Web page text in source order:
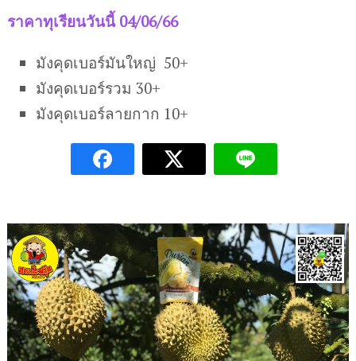
ราคาทุเรียนวันนี้ 04/06/66
มังคุดเบอร์มันใหญ่ 50+
มังคุดเบอร์รวม 30+
มังคุดเบอร์ลายกาก 10+